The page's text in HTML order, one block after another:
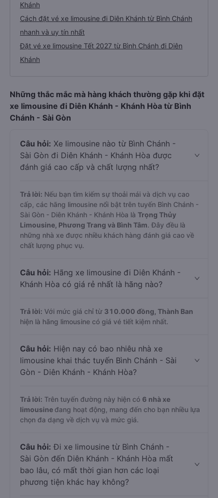
Khánh
Cách đặt vé xe limousine đi Diên Khánh từ Bình Chánh
nhanh và uy tín nhất
Đặt vé xe limousine Tết 2027 từ Bình Chánh đi Diên
Khánh
Những thắc mắc mà hàng khách thường gặp khi đặt
xe limousine đi Diên Khánh - Khánh Hòa từ Bình
Chánh - Sài Gòn
Câu hỏi: Xe limousine nào từ Bình Chánh -
Sài Gòn đi Diên Khánh - Khánh Hòa được
đánh giá cao cấp và chất lượng nhất?
Trả lời: Nếu bạn tìm kiếm sự thoải mái và dịch vụ cao
cấp, các hãng limousine nổi bật trên tuyến Bình Chánh -
Sài Gòn - Diên Khánh - Khánh Hòa là Trọng Thủy
Limousine, Phương Trang và Bình Tâm. Đây đều là
những nhà xe được nhiều khách hàng đánh giá cao về
chất lượng phục vụ.
Câu hỏi: Hãng xe limousine đi Diên Khánh -
Khánh Hòa có giá rẻ nhất là hãng nào?
Trả lời: Với mức giá chỉ từ 310.000 đồng, Thành Ban
hiện là hãng limousine có giá vé tiết kiệm nhất.
Câu hỏi: Hiện nay có bao nhiêu nhà xe
limousine khai thác tuyến Bình Chánh - Sài
Gòn - Diên Khánh - Khánh Hòa?
Trả lời: Trên tuyến đường này hiện có 6 nhà xe
limousine đang hoạt động, mang đến cho bạn nhiều lựa
chọn đa dạng về dịch vụ và mức giá.
Câu hỏi: Đi xe limousine từ Bình Chánh -
Sài Gòn đến Diên Khánh - Khánh Hòa mất
bao lâu, có mất thời gian hơn các loại
phương tiện khác hay không?